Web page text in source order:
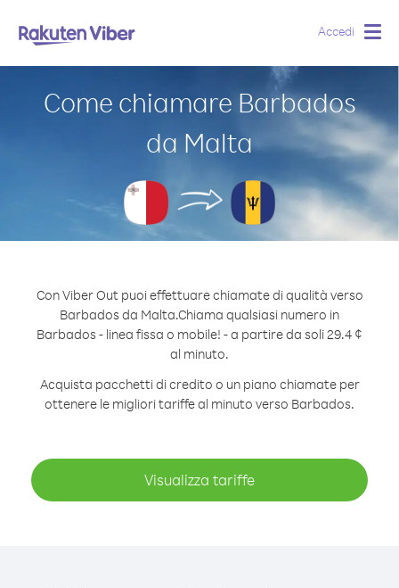
Accedi
Come chiamare Barbados
da Malta
Con Viber Out puoi effettuare chiamate di qualità verso
Barbados da Malta.Chiama qualsiasi numero in
Barbados - linea fissa o mobile! - a partire da soli 29.4 ¢
al minuto.
Acquista pacchetti di credito o un piano chiamate per
ottenere le migliori tariffe al minuto verso Barbados.
Visualizza tariffe